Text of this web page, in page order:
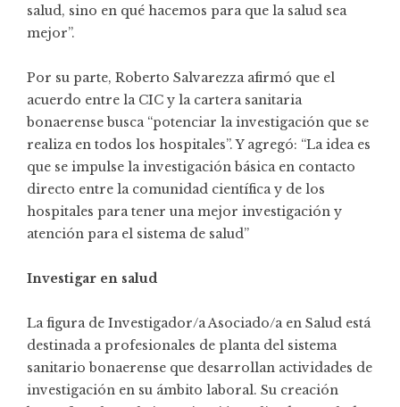
salud, sino en qué hacemos para que la salud sea
mejor”.
Por su parte, Roberto Salvarezza afirmó que el
acuerdo entre la CIC y la cartera sanitaria
bonaerense busca “potenciar la investigación que se
realiza en todos los hospitales”. Y agregó: “La idea es
que se impulse la investigación básica en contacto
directo entre la comunidad científica y de los
hospitales para tener una mejor investigación y
atención para el sistema de salud”
Investigar en salud
La figura de Investigador/a Asociado/a en Salud está
destinada a profesionales de planta del sistema
sanitario bonaerense que desarrollan actividades de
investigación en su ámbito laboral. Su creación